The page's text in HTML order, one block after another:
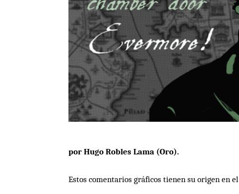
por Hugo Robles Lama (Oro).
Estos comentarios gráficos tienen su origen en el